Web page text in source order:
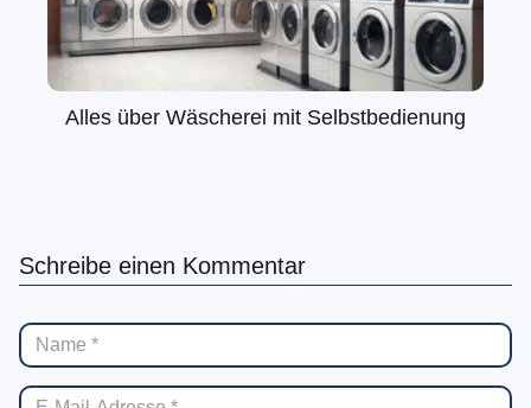
Alles über Wäscherei mit Selbstbedienung
Schreibe einen Kommentar